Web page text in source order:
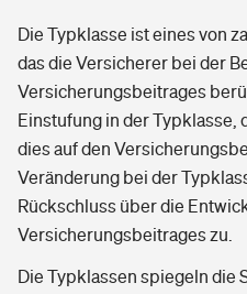
Die Typklasse ist eines von
das die Versicherer bei der
Versicherungsbeitrages
Einstufung in der Typklasse,
dies auf den
Veränderung bei der
Rückschluss über die
Versicherungsbeitrages zu.
Die Typklassen spiegeln die